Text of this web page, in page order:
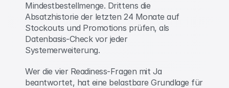
Mindestbestellmenge. Drittens die
Absatzhistorie der letzten 24 Monate auf
Stockouts und Promotions prüfen, als
Datenbasis-Check vor jeder
Systemerweiterung.
Wer die vier Readiness-Fragen mit Ja
beantwortet, hat eine belastbare Grundlage für